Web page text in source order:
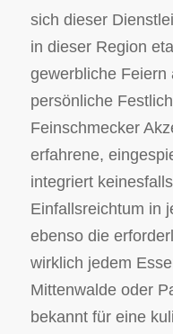
sich dieser
in dieser Region
gewerbliche Feiern
persönliche
Feinschmecker
erfahrene,
integriert
Einfallsreichtum in
ebenso die
wirklich jedem
Mittenwalde oder
bekannt für eine